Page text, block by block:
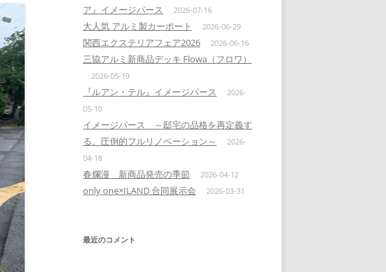
ア』イメージパース
2026-07-16
大人気 アルミ製カーポート 2026-06-29
関西エクステリアフェア2026 2026-06-16
三協アルミ新商品デッキ Flowa（フロワ）
2026-05-19
『ルアン・テル』イメージパース
2026-
05-10
イメージパース ～邸宅の品格を再定義す
る。圧倒的フルリノベーション～
2026-
04-18
春爛漫 新商品発売の季節 2026-04-12
only one×ILAND 合同展示会 2026-03-31
最近のコメント